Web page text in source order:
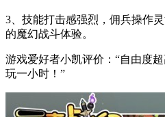
3、技能打击感强烈，佣兵操作
的魔幻战斗体验。
游戏爱好者小凯评价：“自由度
玩一小时！”